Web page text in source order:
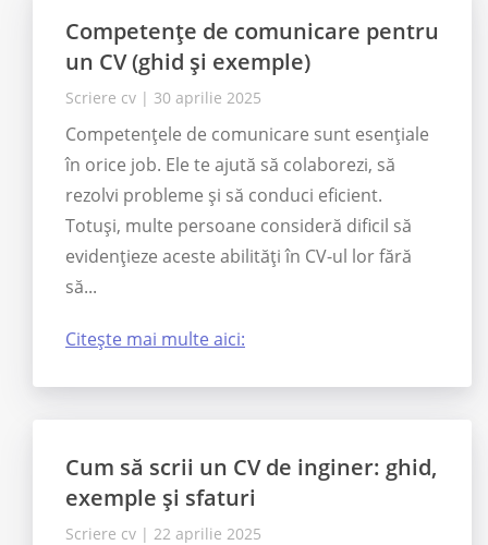
Competențe de comunicare pentru
un CV (ghid și exemple)
Scriere cv | 30 aprilie 2025
Competențele de comunicare sunt esențiale
în orice job. Ele te ajută să colaborezi, să
rezolvi probleme și să conduci eficient.
Totuși, multe persoane consideră dificil să
evidențieze aceste abilități în CV-ul lor fără
să...
Citește mai multe aici:
Cum să scrii un CV de inginer: ghid,
exemple și sfaturi
Scriere cv | 22 aprilie 2025